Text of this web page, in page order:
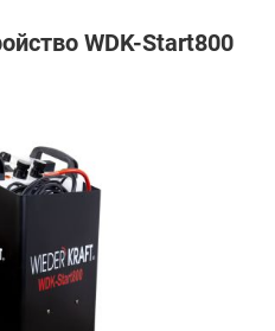
WDK-Start800